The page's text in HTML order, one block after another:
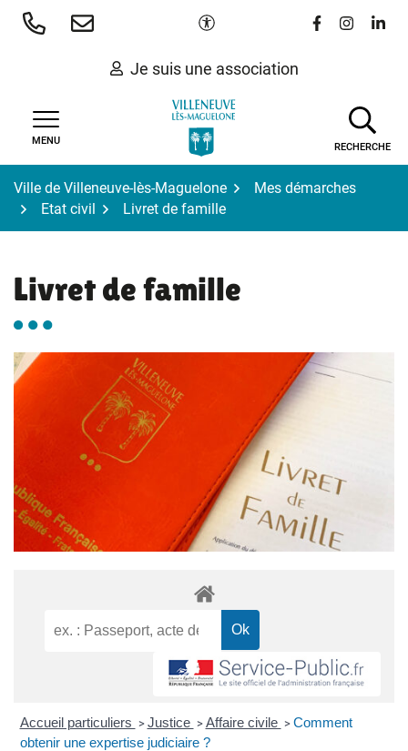
Aller
Paramètres d'accessibilité
Lien vers le
Lien vers
Lien
Je suis une association
MENU
RECHERCHE
Ville de Villeneuve-lès-Maguelone
Mes démarches
Etat civil
Livret de famille
Livret de famille
Accueil particuliers > Justice > Affaire civile > Comment
obtenir une expertise judiciaire ?